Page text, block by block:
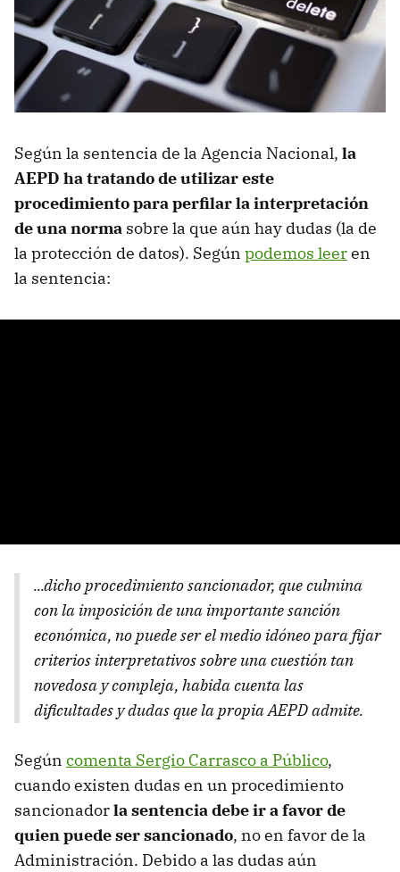
Según la sentencia de la Agencia Nacional, la
AEPD ha tratando de utilizar este
procedimiento para perfilar la interpretación
de una norma sobre la que aún hay dudas (la de
la protección de datos). Según podemos leeren
la sentencia:
...dicho procedimiento sancionador, que culmina
con la imposición de una importante sanción
económica, no puede ser el medio idóneo para fijar
criterios interpretativos sobre una cuestión tan
novedosa y compleja, habida cuenta las
dificultades y dudas que la propia AEPD admite.
Según comenta Sergio Carrasco a Público,
cuando existen dudas en un procedimiento
sancionadorla sentencia debe ir a favor de
quien puede ser sancionado, no en favor de la
Administración. Debido a las dudas aún